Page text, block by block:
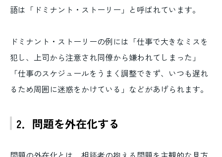
語は「ドミナント・ストーリー」と呼ばれています。
ドミナント・ストーリーの例には「仕事で大きなミスを
犯し、上司から注意され同僚から嫌われてしまった」
「仕事のスケジュールをうまく調整できず、いつも遅れ
るため周囲に迷惑をかけている」などがあげられます。
2．問題を外在化する